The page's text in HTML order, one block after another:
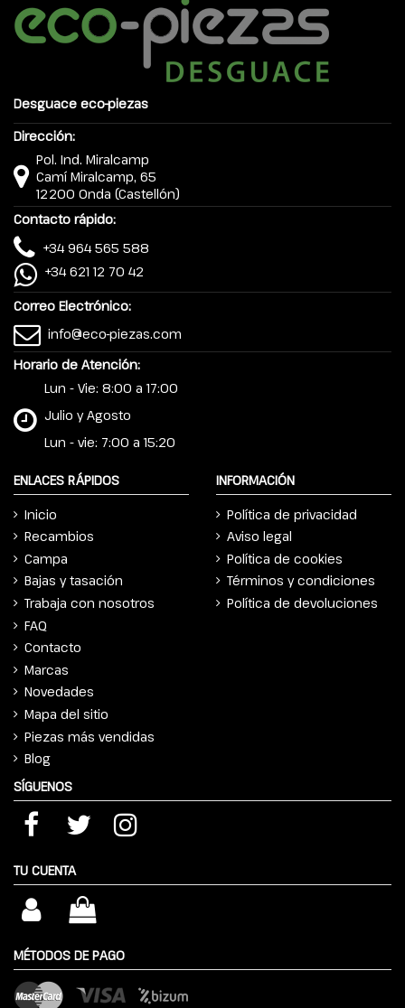
Desguace eco-piezas
Dirección:
Pol. Ind. Miralcamp
Camí Miralcamp, 65
12200 Onda (Castellón)
Contacto rápido:
+34 964 565 588
+34 621 12 70 42
Correo Electrónico:
info@eco-piezas.com
Horario de Atención:
Lun - Vie: 8:00 a 17:00
Julio y Agosto
Lun - vie: 7:00 a 15:20
ENLACES RÁPIDOS
Inicio
Recambios
Campa
Bajas y tasación
Trabaja con nosotros
FAQ
Contacto
Marcas
Novedades
Mapa del sitio
Piezas más vendidas
Blog
INFORMACIÓN
Política de privacidad
Aviso legal
Política de cookies
Términos y condiciones
Política de devoluciones
SÍGUENOS
TU CUENTA
MÉTODOS DE PAGO